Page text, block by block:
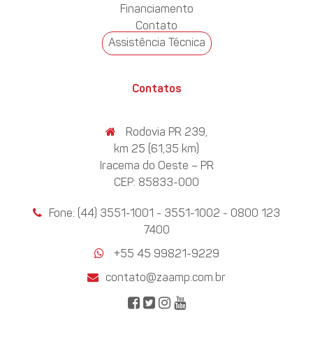
Financiamento
Contato
Assistência Técnica
Contatos
Rodovia PR 239,
km 25 (61,35 km)
Iracema do Oeste – PR
CEP: 85833-000
Fone: (44) 3551-1001 - 3551-1002 - 0800 123
7400
+55 45 99821-9229
contato@zaamp.com.br